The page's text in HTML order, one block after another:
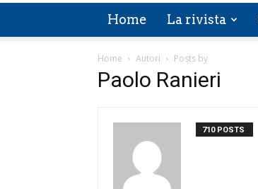
Home La rivista
Home Autori Posts by
Paolo Ranieri
710 POSTS